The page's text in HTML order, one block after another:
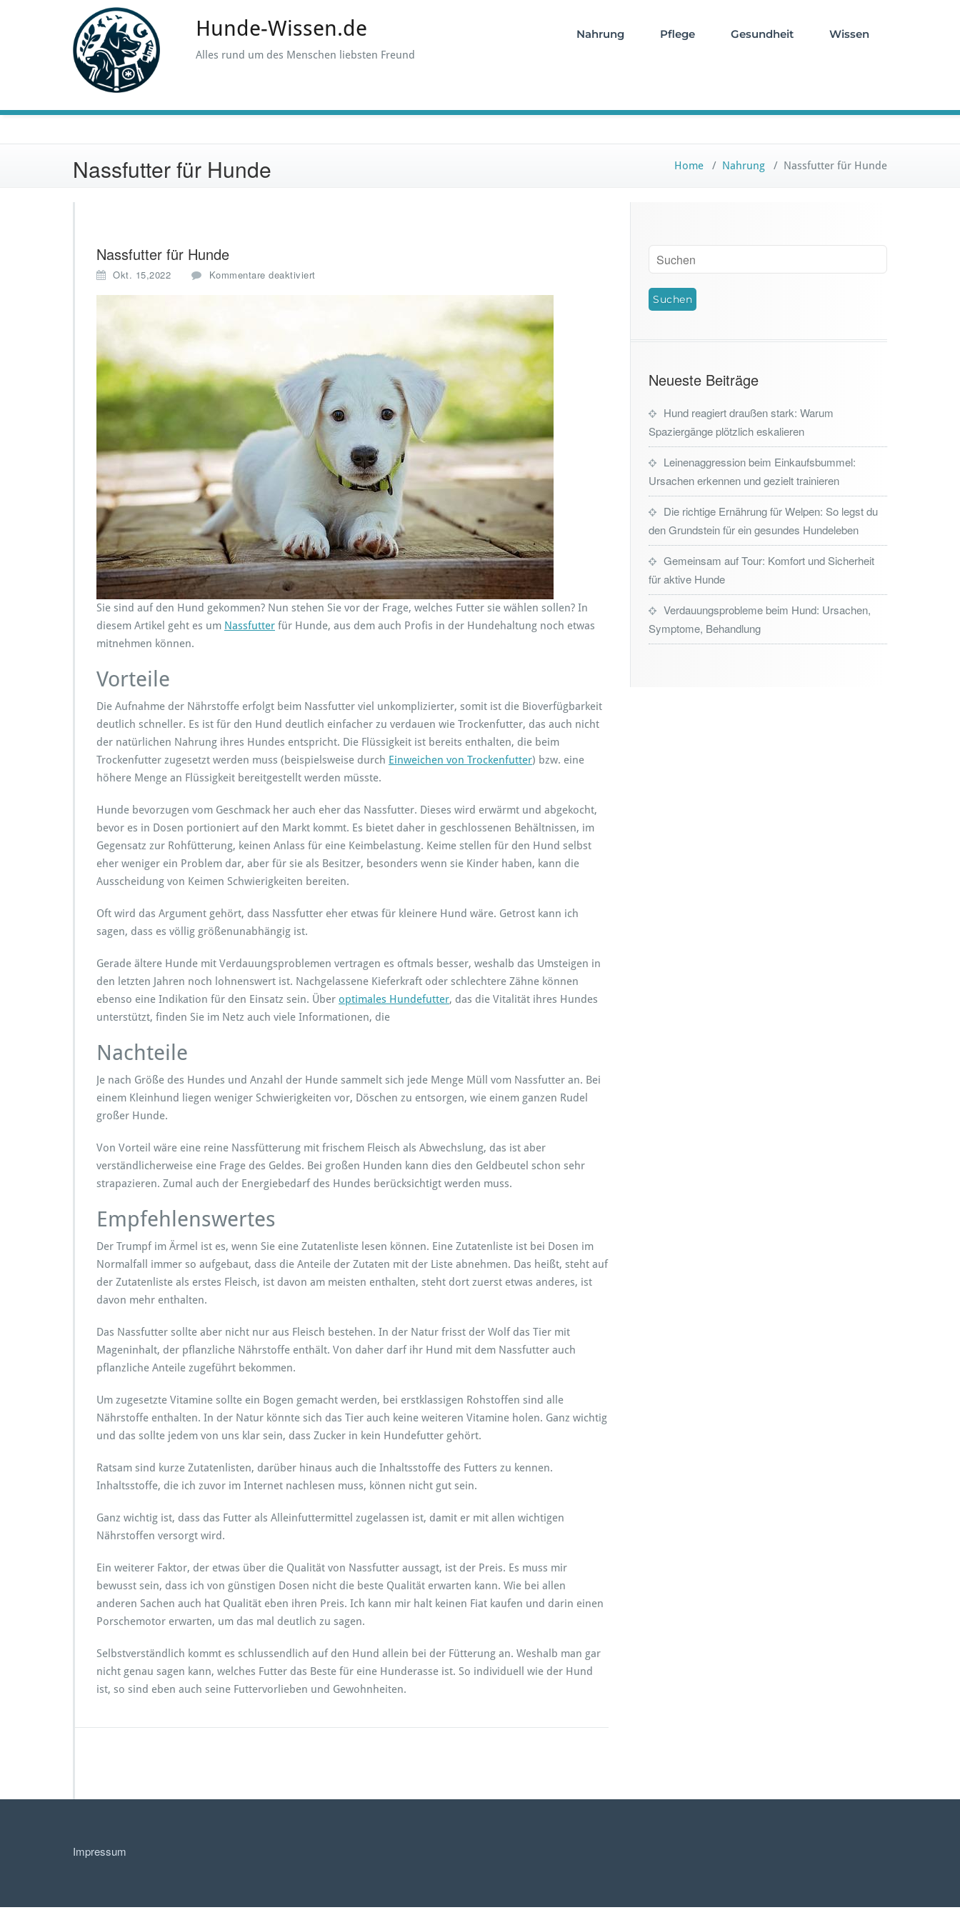
Hunde-Wissen.de
Alles rund um des Menschen liebsten Freund
Nahrung Pflege Gesundheit Wissen
Nassfutter für Hunde Home / Nahrung / Nassfutter für Hunde
Nassfutter für Hunde
Okt. 15,2022 Kommentare deaktiviert
s
u
t
t
e
r
f
H
u
n
d
e
Sie sind auf den Hund gekommen? Nun stehen Sie vor der Frage, welches Futter sie wählen sollen? In
diesem Artikel geht es um Nassfutter für Hunde, aus dem auch Profis in der Hundehaltung noch etwas
mitnehmen können.
Vorteile
Die Aufnahme der Nährstoffe erfolgt beim Nassfutter viel unkomplizierter, somit ist die Bioverfügbarkeit
deutlich schneller. Es ist für den Hund deutlich einfacher zu verdauen wie Trockenfutter, das auch nicht
der natürlichen Nahrung ihres Hundes entspricht. Die Flüssigkeit ist bereits enthalten, die beim
Trockenfutter zugesetzt werden muss (beispielsweise durch Einweichen von Trockenfutter) bzw. eine
höhere Menge an Flüssigkeit bereitgestellt werden müsste.
Hunde bevorzugen vom Geschmack her auch eher das Nassfutter. Dieses wird erwärmt und abgekocht,
bevor es in Dosen portioniert auf den Markt kommt. Es bietet daher in geschlossenen Behältnissen, im
Gegensatz zur Rohfütterung, keinen Anlass für eine Keimbelastung. Keime stellen für den Hund selbst
eher weniger ein Problem dar, aber für sie als Besitzer, besonders wenn sie Kinder haben, kann die
Ausscheidung von Keimen Schwierigkeiten bereiten.
Oft wird das Argument gehört, dass Nassfutter eher etwas für kleinere Hund wäre. Getrost kann ich
sagen, dass es völlig größenunabhängig ist.
Gerade ältere Hunde mit Verdauungsproblemen vertragen es oftmals besser, weshalb das Umsteigen in
den letzten Jahren noch lohnenswert ist. Nachgelassene Kieferkraft oder schlechtere Zähne können
ebenso eine Indikation für den Einsatz sein. Über optimales Hundefutter, das die Vitalität ihres Hundes
unterstützt, finden Sie im Netz auch viele Informationen, die
Nachteile
Je nach Größe des Hundes und Anzahl der Hunde sammelt sich jede Menge Müll vom Nassfutter an. Bei
einem Kleinhund liegen weniger Schwierigkeiten vor, Döschen zu entsorgen, wie einem ganzen Rudel
großer Hunde.
Von Vorteil wäre eine reine Nassfütterung mit frischem Fleisch als Abwechslung, das ist aber
verständlicherweise eine Frage des Geldes. Bei großen Hunden kann dies den Geldbeutel schon sehr
strapazieren. Zumal auch der Energiebedarf des Hundes berücksichtigt werden muss.
Empfehlenswertes
Der Trumpf im Ärmel ist es, wenn Sie eine Zutatenliste lesen können. Eine Zutatenliste ist bei Dosen im
Normalfall immer so aufgebaut, dass die Anteile der Zutaten mit der Liste abnehmen. Das heißt, steht auf
der Zutatenliste als erstes Fleisch, ist davon am meisten enthalten, steht dort zuerst etwas anderes, ist
davon mehr enthalten.
Das Nassfutter sollte aber nicht nur aus Fleisch bestehen. In der Natur frisst der Wolf das Tier mit
Mageninhalt, der pflanzliche Nährstoffe enthält. Von daher darf ihr Hund mit dem Nassfutter auch
pflanzliche Anteile zugeführt bekommen.
Um zugesetzte Vitamine sollte ein Bogen gemacht werden, bei erstklassigen Rohstoffen sind alle
Nährstoffe enthalten. In der Natur könnte sich das Tier auch keine weiteren Vitamine holen. Ganz wichtig
und das sollte jedem von uns klar sein, dass Zucker in kein Hundefutter gehört.
Ratsam sind kurze Zutatenlisten, darüber hinaus auch die Inhaltsstoffe des Futters zu kennen.
Inhaltsstoffe, die ich zuvor im Internet nachlesen muss, können nicht gut sein.
Ganz wichtig ist, dass das Futter als Alleinfuttermittel zugelassen ist, damit er mit allen wichtigen
Nährstoffen versorgt wird.
Ein weiterer Faktor, der etwas über die Qualität von Nassfutter aussagt, ist der Preis. Es muss mir
bewusst sein, dass ich von günstigen Dosen nicht die beste Qualität erwarten kann. Wie bei allen
anderen Sachen auch hat Qualität eben ihren Preis. Ich kann mir halt keinen Fiat kaufen und darin einen
Porschemotor erwarten, um das mal deutlich zu sagen.
Selbstverständlich kommt es schlussendlich auf den Hund allein bei der Fütterung an. Weshalb man gar
nicht genau sagen kann, welches Futter das Beste für eine Hunderasse ist. So individuell wie der Hund
ist, so sind eben auch seine Futtervorlieben und Gewohnheiten.
Neueste Beiträge
Hund reagiert draußen stark: Warum
Spaziergänge plötzlich eskalieren
Leinenaggression beim Einkaufsbummel:
Ursachen erkennen und gezielt trainieren
Die richtige Ernährung für Welpen: So legst du
den Grundstein für ein gesundes Hundeleben
Gemeinsam auf Tour: Komfort und Sicherheit
für aktive Hunde
Verdauungsprobleme beim Hund: Ursachen,
Symptome, Behandlung
Impressum